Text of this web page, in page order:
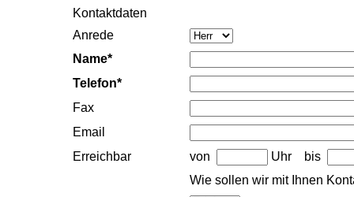
Kontaktdaten
Anrede
Name*
Telefon*
Fax
Email
Erreichbar
von
Uhr bis
Wie sollen wir mit Ihnen